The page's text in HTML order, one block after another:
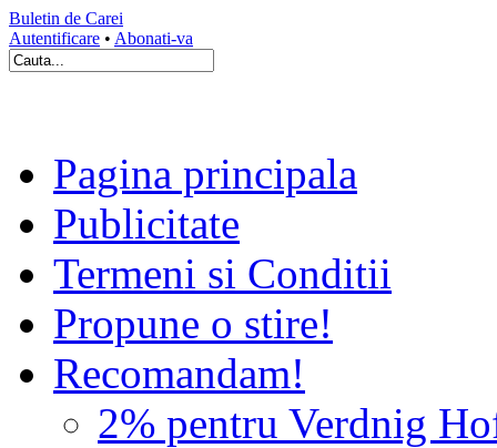
Buletin de Carei
Autentificare • Abonati-va
Pagina principala
Publicitate
Termeni si Conditii
Propune o stire!
Recomandam!
2% pentru Verdnig